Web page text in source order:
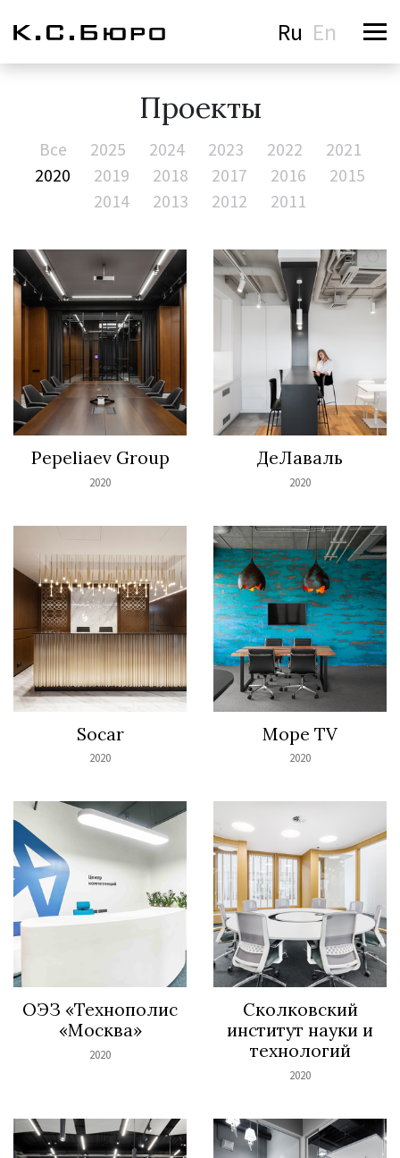
Ru En
Проекты
Все 2025 2024 2023 2022
2021
2020
2019 2018 2017 2016
2015
2014
2013 2012 2011
Pepeliaev Group
2020
ДеЛаваль
2020
Socar
2020
Море TV
2020
ОЭЗ «Технополис
«Москва»
2020
Сколковский
институт науки и
технологий
2020